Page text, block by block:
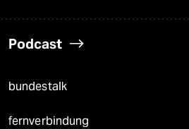
Podcast
bundestalk
fernverbindung